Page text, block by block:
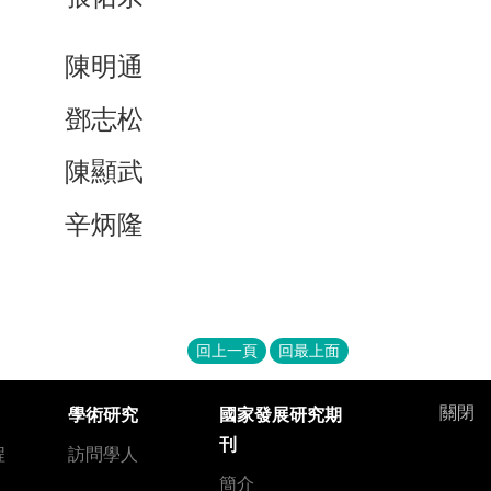
陳明通
鄧志松
陳顯武
辛炳隆
回上一頁 回最上面
關閉
學術研究
訪問學人
國家發展研究期
刊
簡介